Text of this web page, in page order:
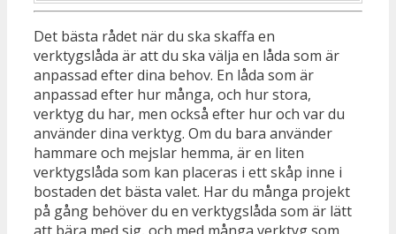
Det bästa rådet när du ska skaffa en
verktygslåda är att du ska välja en låda som är
anpassad efter dina behov. En låda som är
anpassad efter hur många, och hur stora,
verktyg du har, men också efter hur och var du
använder dina verktyg. Om du bara använder
hammare och mejslar hemma, är en liten
verktygslåda som kan placeras i ett skåp inne i
bostaden det bästa valet. Har du många projekt
på gång behöver du en verktygslåda som är lätt